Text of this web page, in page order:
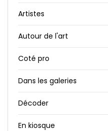
Artistes
Autour de l'art
Coté pro
Dans les galeries
Décoder
En kiosque